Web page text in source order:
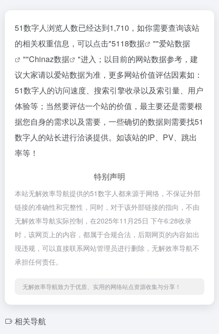
51数字人浏览人数已经达到1,710，如你需要查询该站
的相关权重信息，可以点击"5118数据 ""爱站数据
""Chinaz数据
"进入；以目前的网站数据参考，建
议大家请以爱站数据为准，更多网站价值评估因素如：
51数字人的访问速度、搜索引擎收录以及索引量、用户
体验等；当然要评估一个站的价值，最主要还是需要根
据您自身的需求以及需要，一些确切的数据则需要找51
数字人的站长进行洽谈提供。如该站的IP、PV、跳出
率等！
特别声明
本站无解效率导航提供的51数字人都来源于网络，不保证外部
链接的准确性和完整性，同时，对于该外部链接的指向，不由
无解效率导航实际控制，在2025年11月25日 下午6:28收录
时，该网页上的内容，都属于合规合法，后期网页的内容如出
现违规，可以直接联系网站管理员进行删除，无解效率导航不
承担任何责任。
无解效率导航致力于优质、实用的网络站点资源收集与分享！
相关导航